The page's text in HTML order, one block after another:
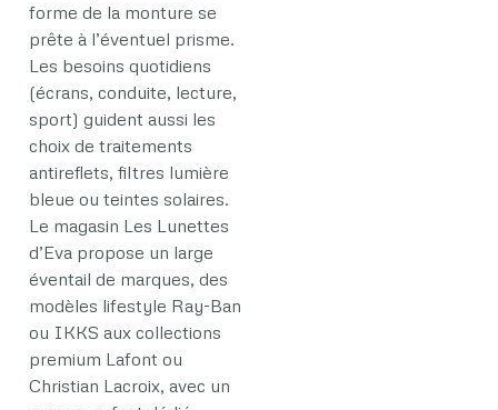
forme de la monture se
prête à l’éventuel prisme.
Les besoins quotidiens
(écrans, conduite, lecture,
sport) guident aussi les
choix de traitements
antireflets, filtres lumière
bleue ou teintes solaires.
Le magasin Les Lunettes
d’Eva propose un large
éventail de marques, des
modèles lifestyle Ray-Ban
ou IKKS aux collections
premium Lafont ou
Christian Lacroix, avec un